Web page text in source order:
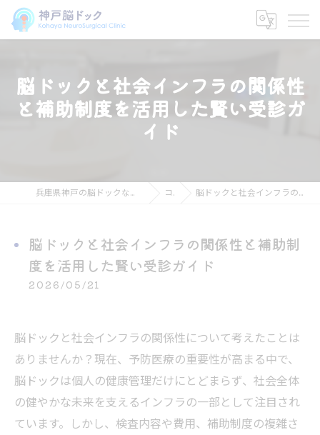
脳ドックと社会インフラの関係性
と補助制度を活用した賢い受診ガ
イド
兵庫県神戸の脳ドックなら神戸脳ドック こはや脳神経外科クリニック コラム 脳ドックと社会インフラの関係性と補助制度を活用した賢い受診ガイド
脳ドックと社会インフラの関係性と補助制
度を活用した賢い受診ガイド
2026/05/21
脳ドックと社会インフラの関係性について考えたことは
ありませんか？現在、予防医療の重要性が高まる中で、
脳ドックは個人の健康管理だけにとどまらず、社会全体
の健やかな未来を支えるインフラの一部として注目され
ています。しかし、検査内容や費用、補助制度の複雑さ